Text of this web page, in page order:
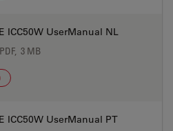
ICC50W UserManual NL
PDF, 3 MB
ICC50W UserManual PT